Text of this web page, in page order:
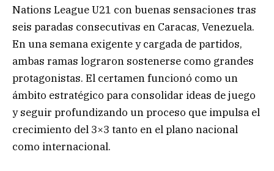
Nations League U21 con buenas sensaciones tras
seis paradas consecutivas en Caracas, Venezuela.
En una semana exigente y cargada de partidos,
ambas ramas lograron sostenerse como grandes
protagonistas. El certamen funcionó como un
ámbito estratégico para consolidar ideas de juego
y seguir profundizando un proceso que impulsa el
crecimiento del 3×3 tanto en el plano nacional
como internacional.